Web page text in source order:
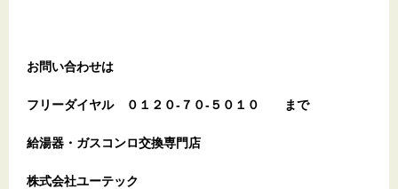
お問い合わせは
フリーダイヤル ０１２０-７０-５０１０ まで
給湯器・ガスコンロ交換専門店
株式会社ユーテック